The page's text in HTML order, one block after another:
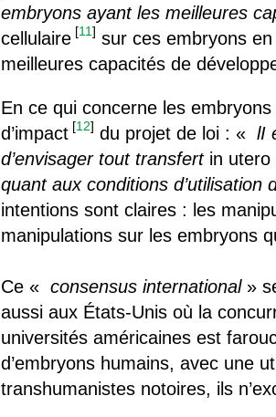
embryons ayant les meilleures
cellulaire [11] sur ces embryons
meilleures capacités de
En ce qui concerne les
d’impact [12] du projet de loi : « lI
d’envisager tout transfertin utero
quant aux conditions
intentions sont claires : les
manipulations sur les embryons
Ce « consensus international»
aussi aux États-Unis où la
universités américaines est
d’embryons humains, avec une
transhumanistes notoires, ils